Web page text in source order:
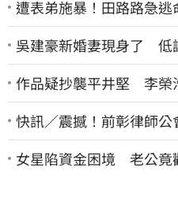
遭表弟施暴！田路路急
吳建豪新婚妻現身了 低
作品疑抄襲平井堅 李榮
快訊／震撼！前彰律師
10億、洗錢囤232kg黃金
女星陷資金困境 老公竟